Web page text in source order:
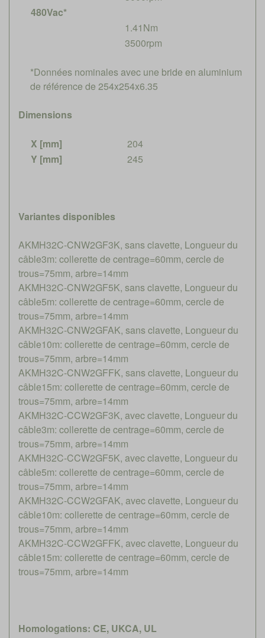
480Vac*
1.41Nm
3500rpm
*Données nominales avec une bride en aluminium
de référence de 254x254x6.35
Dimensions
X [mm]
204
Y [mm]
245
Variantes disponibles
AKMH32C-CNW2GF3K, sans clavette, Longueur du
câble3m: collerette de centrage=60mm, cercle de
trous=75mm, arbre=14mm
AKMH32C-CNW2GF5K, sans clavette, Longueur du
câble5m: collerette de centrage=60mm, cercle de
trous=75mm, arbre=14mm
AKMH32C-CNW2GFAK, sans clavette, Longueur du
câble10m: collerette de centrage=60mm, cercle de
trous=75mm, arbre=14mm
AKMH32C-CNW2GFFK, sans clavette, Longueur du
câble15m: collerette de centrage=60mm, cercle de
trous=75mm, arbre=14mm
AKMH32C-CCW2GF3K, avec clavette, Longueur du
câble3m: collerette de centrage=60mm, cercle de
trous=75mm, arbre=14mm
AKMH32C-CCW2GF5K, avec clavette, Longueur du
câble5m: collerette de centrage=60mm, cercle de
trous=75mm, arbre=14mm
AKMH32C-CCW2GFAK, avec clavette, Longueur du
câble10m: collerette de centrage=60mm, cercle de
trous=75mm, arbre=14mm
AKMH32C-CCW2GFFK, avec clavette, Longueur du
câble15m: collerette de centrage=60mm, cercle de
trous=75mm, arbre=14mm
Homologations: CE, UKCA, UL